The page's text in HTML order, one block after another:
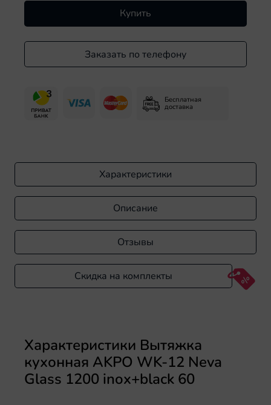
Купить
Заказать по телефону
Бесплатная
доставка
Характеристики
Описание
Отзывы
Скидка на комплекты
Характеристики Вытяжка
кухонная AKPO WK-12 Neva
Glass 1200 inox+black 60